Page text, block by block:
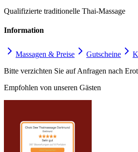
Qualifizierte traditionelle Thai-Massage
Information
Massagen & Preise Gutscheine
Bitte verzichten Sie auf Anfragen nach
Empfohlen von unseren Gästen